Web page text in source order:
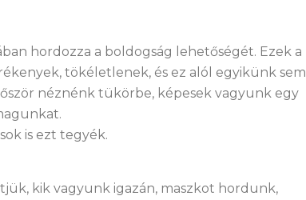
hordozza a boldogság lehetőségét. Ezek a
tökéletlenek, és ez alól egyikünk sem
néznénk tükörbe, képesek vagyunk egy
is ezt tegyék.
kik vagyunk igazán, maszkot hordunk,